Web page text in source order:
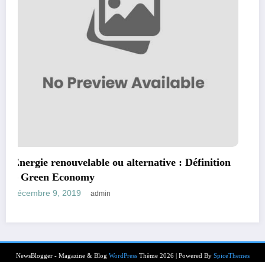
The Hacking Project: apprenez le code et le
dev gratuitement
décembre 9, 2019
NewsBlogger - Magazine & Blog WordPressThème 2026 | Powered By SpiceThemes